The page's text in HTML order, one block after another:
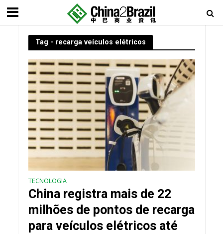
Tag - recarga veículos elétricos
TECNOLOGIA
China registra mais de 22
milhões de pontos de recarga
para veículos elétricos até